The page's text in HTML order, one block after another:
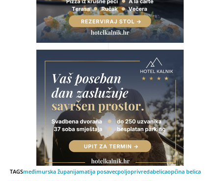
TAGSmeđimurska županijamatija posavecpoljoprivredabelicaopćina belica